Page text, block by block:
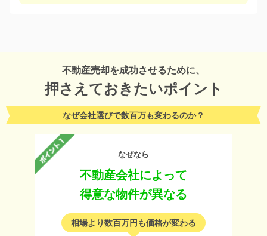
不動産売却を成功させるために、
押さえておきたいポイント
なぜ会社選びで数百万も変わるのか？
なぜなら
不動産会社によって
得意な物件が異なる
相場より数百万円も価格が変わる